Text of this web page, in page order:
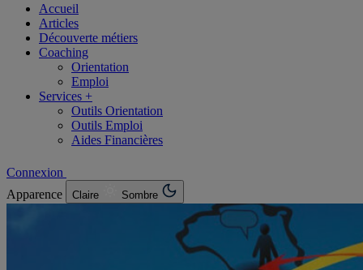
Accueil
Articles
Découverte métiers
Coaching
Orientation
Emploi
Services +
Outils Orientation
Outils Emploi
Aides Financières
Connexion
Apparence
Claire Sombre